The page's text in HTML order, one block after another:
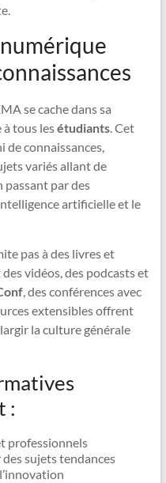
se cache dans sa
à tous lesétudiants. Cet
de connaissances,
variés allant de
passant par des
artificielle et le
pas à des livres et
vidéos, des podcasts et
, des conférences avec
extensibles offrent
la culture générale
:
professionnels
sujets tendances